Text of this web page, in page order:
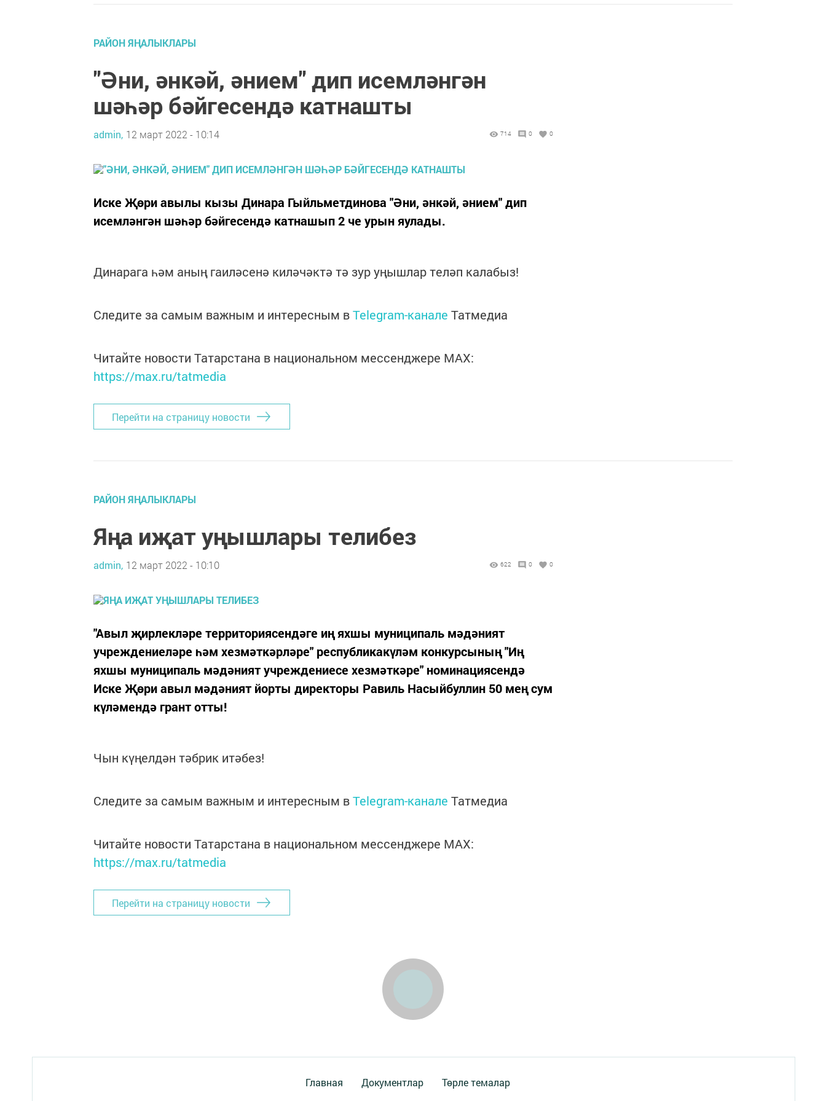
РАЙОН ЯҢАЛЫКЛАРЫ
"Әни, әнкәй, әнием" дип исемләнгән
шәһәр бәйгесендә катнашты
admin, 12 март 2022 - 10:14 714 0 0
Иске Җөри авылы кызы Динара Гыйльметдинова "Әни, әнкәй, әнием" дип
исемләнгән шәһәр бәйгесендә катнашып 2 че урын яулады.
Динарага һәм аның гаиләсенә киләчәктә тә зур уңышлар теләп калабыз!
Следите за самым важным и интересным вTelegram-канале Татмедиа
Читайте новости Татарстана в национальном мессенджере MАХ:
https://max.ru/tatmedia
Перейти на страницу новости
РАЙОН ЯҢАЛЫКЛАРЫ
Яңа иҗат уңышлары телибез
admin, 12 март 2022 - 10:10 622 0 0
"Авыл җирлекләре территориясендәге иң яхшы муниципаль мәдәният
учреждениеләре һәм хезмәткәрләре" республикакүләм конкурсының "Иң
яхшы муниципаль мәдәният учреждениесе хезмәткәре" номинациясендә
Иске Җөри авыл мәдәният йорты директоры Равиль Насыйбуллин 50 мең сум
күләмендә грант отты!
Чын күңелдән тәбрик итәбез!
Следите за самым важным и интересным вTelegram-канале Татмедиа
Читайте новости Татарстана в национальном мессенджере MАХ:
https://max.ru/tatmedia
Перейти на страницу новости
Главная Документлар Төрле темалар